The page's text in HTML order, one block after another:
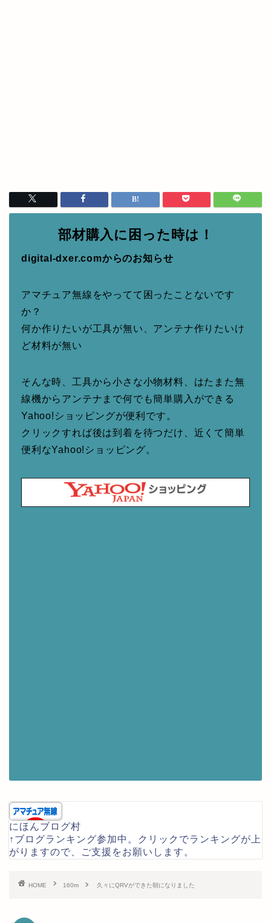
部材購入に困った時は！
digital-dxer.comからのお知らせ
アマチュア無線をやってて困ったことないです
か？
何か作りたいが工具が無い、アンテナ作りたいけ
ど材料が無い
そんな時、工具から小さな小物材料、はたまた無
線機からアンテナまで何でも簡単購入ができる
Yahoo!ショッピングが便利です。
クリックすれば後は到着を待つだけ、近くて簡単
便利なYahoo!ショッピング。
にほんブログ村
↑ブログランキング参加中。クリックでランキングが上
がりますので、ご支援をお願いします。
HOME 160m 久々にQRVができた朝になりました